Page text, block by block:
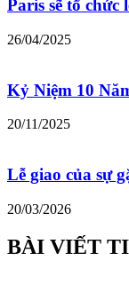
Paris sẽ tổ
26/04/2025
Kỷ Niệm 10
20/11/2025
Lễ giao của sự
20/03/2026
BÀI VIẾT